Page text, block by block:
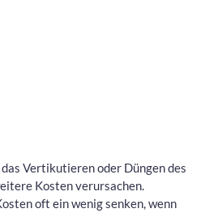
Vertikutieren oder Düngen des
Kosten verursachen.
oft ein wenig senken, wenn